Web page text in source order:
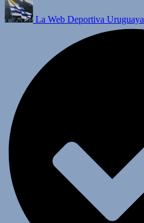
La Web Deportiva Uruguaya